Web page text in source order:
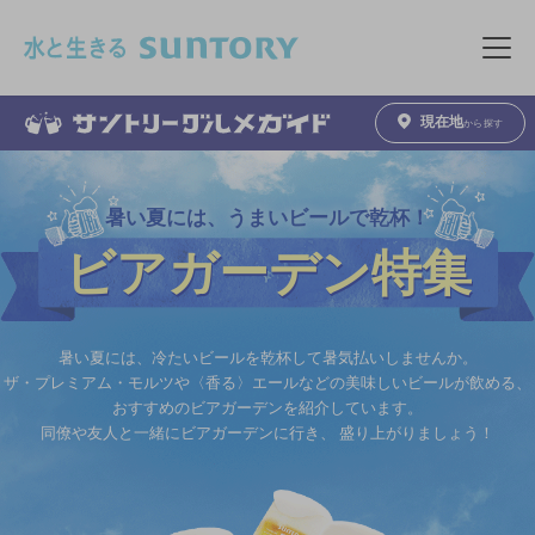
メニュ
現在地から探す
暑い夏には、うまいビールで乾杯！
ビアガーデン特集
暑い夏には、冷たいビールを乾杯して暑気払いしませんか。
ザ・プレミアム・モルツや〈香る〉エールなどの美味しいビールが飲める、
おすすめのビアガーデンを紹介しています。
同僚や友人と一緒にビアガーデンに行き、
盛り上がりましょう！